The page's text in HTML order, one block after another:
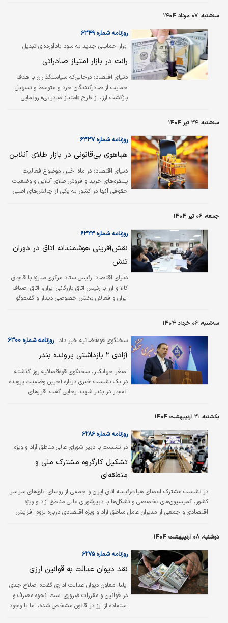
سه‌شنبه، ۰۷ مرداد ۱۴۰۴
ابزار حمایتی جدید به سود بادآورده‌ای تبدیل
می‌شود؟
روزنامه شماره ۶۳۴۹
رانت در بازار امتیاز صادراتی
دنیای اقتصاد: درحالی‌که سیاستگذاران با هدف
حمایت از صادرکنندگان خرد و متوسط و تسهیل
بازگشت ارز، از طرح «امتیاز صادراتی» رونمایی
عملیاتی شود، امتیازات قابل خرید و فروش را در
اختیار برخی صادرکنندگان قرار می‌دهد؛ این امتیاز،
فروش ارز حاصل از صادرات با قیمت توافقی
است، اما تعیین مشمولان و نحوه تخصیص
امتیازها به دستگاه‌های اجرایی واگذار شده که
همین موضوع نگرانی‌ها را درباره امکان بروز…
سه‌شنبه، ۲۴ تیر ۱۴۰۴
روزنامه شماره ۶۳۳۷
هیاهوی بی‏‏‌قانونی در بازار طلای آنلاین
دنیای اقتصاد: در ماه‌‌‌ اخیر، موضوع فعالیت
پلتفرم‌‌‌های خرید و فروش طلای آنلاین و وضعیت
حقوقی آنها در کشور به یکی از چالش‌‌‌های اصلی
جمعه، ۰۶ تیر ۱۴۰۴
روزنامه شماره ۶۳۲۳
نقش‌آفرینی هوشمندانه اتاق در دوران
تنش
دنياي اقتصاد: رئیس ستاد مرکزی مبارزه با قاچاق
کالا و ارز با رئیس اتاق‌ بازرگانی ایران، اتاق اصناف
ایران و فعالان بخش خصوصی دیدار و گفت‌وگو
سه‌شنبه، ۰۶ خرداد ۱۴۰۴
سخنگوی قوه‌قضائیه خبر داد روزنامه شماره ۶۳۰۰
آزادی ۲ بازداشتی پرونده بندر
اصغر جهانگیر، سخنگوی قوه‌قضائیه روز گذشته
در یک نشست خبری درباره آخرین وضعیت پرونده
انفجار در بندر شهید رجایی گفت: قرارهای
یکشنبه، ۲۱ اردیبهشت ۱۴۰۴
در نشست با دبیر شورای عالی مناطق آزاد و ویژه
اقتصادی مطرح شد
روزنامه شماره ۶۲۸۶
تشکیل کارگروه مشترک ملی و
منطقه‏‌ای
در نشست مشترک اعضای هیات‌‌رئیسه اتاق ایران و جمعی از روسای اتاق‌‌های سراسر
کشور، کمیسیون‌‌های تخصصی و تشکل‌‌ها با دبیرشورای عالی مناطق آزاد و ویژه
اقتصادی و جمعی از مدیران عامل مناطق آزاد و ویژه اقتصادی درباره لزوم افزایش
دوشنبه، ۰۸ اردیبهشت ۱۴۰۴
روزنامه شماره ۶۲۷۵
نقد دیوان عدالت به قوانین ارزی
ایلنا: معاون دیوان عدالت اداری گفت: اصلاح جدی
در قوانین و مقررات ضروری است. نحوه مصرف و
استفاده از ارز در قانون مشخص شده، اما با وجود